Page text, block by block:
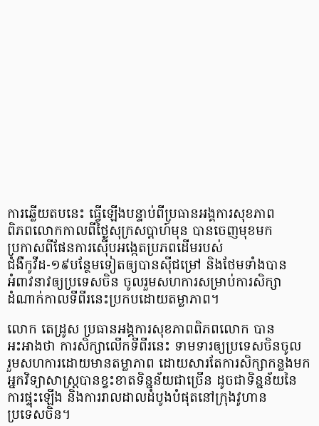
ការឆ្លើយតបនេះ ធ្វើឡើងបន្ទាប់ពីប្រធានអង្គការសុខភាព
ពិភពលោក​កាលពីថ្ងៃសុក្រសប្តាហ៍មុន បានចេញមុខ​មក
ប្រកាសពីផែនការស៊ើបអង្កេតប្រភព​ដើម​​របស់
ជំងឺកូវីដ-១៩បន្ថែមទៀត​​ឲ្យបានស៊ីជម្រៅ និងថែមទាំង​​បាន
អំពាវនាវឲ្យ​​ប្រទេសចិន ចូលរួមសហការ​​សម្រាប់​ការ​សិក្សា​​
ដំណាក់កាល​ទីពីរ​នេះប្រកប​ដោយតម្លាភាព។
លោក តេដ្រូស ប្រធានអង្គការ​សុខភាពពិភពលោក បាន
អះអាងថា ការសិក្សាលើកទីពីរនេះ ទាមទារឲ្យ​ប្រទេសចិនចូល
រួមសហការ​ដោយមានតម្លាភាព ដោយសារតែ​ការសិក្សាកន្លងមក
អ្នកវិទ្យាសាស្ត្របានខ្វះខាត​ទិន្នន័យជាច្រើន ដូចជា​ទិន្នន័យ​នៃ
ការ​ផ្ទុះឡើង និងការរាលដាល​ដំបូងបំផុតនៅក្រុងវូហាន
ប្រទេសចិន។